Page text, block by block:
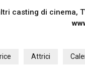
casting di cinema,
Attrici